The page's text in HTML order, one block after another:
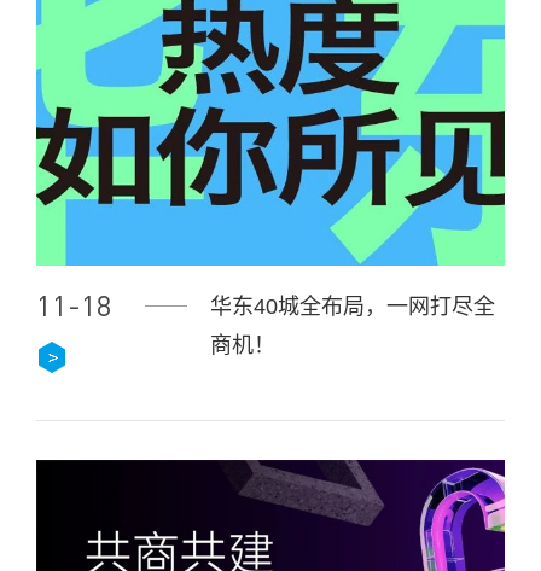
11-18
华东40城全布局，一网打尽全
商机！